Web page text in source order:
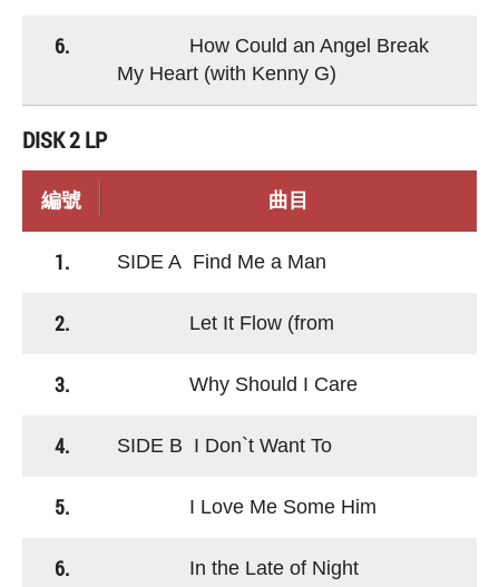
6.
How Could an Angel Break
My Heart (with Kenny G)
DISK 2 LP
編號 曲目
1. SIDE A Find Me a Man
2. Let It Flow (from
3. Why Should I Care
4. SIDE B I Don`t Want To
5. I Love Me Some Him
6. In the Late of Night